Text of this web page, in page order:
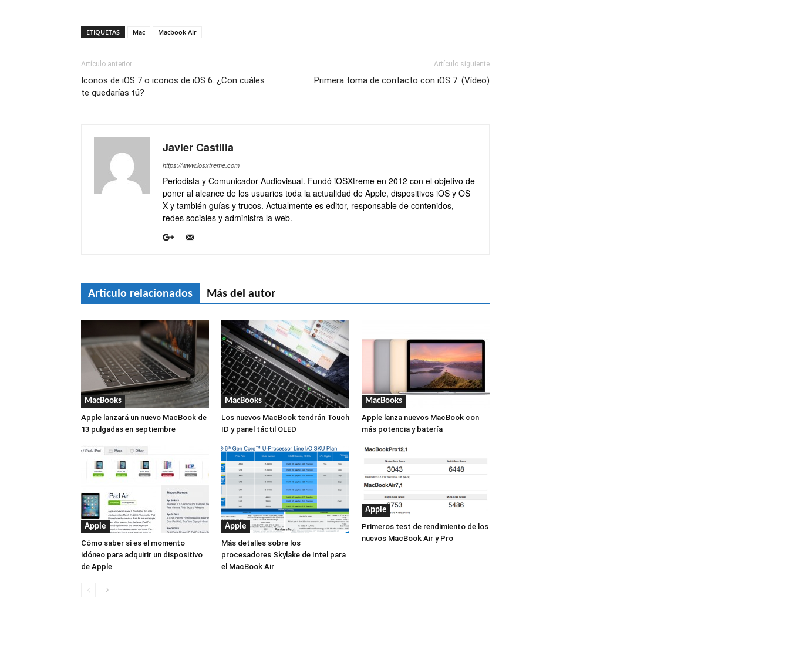
ETIQUETAS Mac Macbook Air
Artículo anterior
Iconos de iOS 7 o iconos de iOS 6. ¿Con cuáles
te quedarías tú?
Artículo siguiente
Primera toma de contacto con iOS 7. (Vídeo)
Javier Castilla
https://www.iosxtreme.com
Periodista y Comunicador Audiovisual. Fundó iOSXtreme en 2012 con el objetivo de
poner al alcance de los usuarios toda la actualidad de Apple, dispositivos iOS y OS
X y también guías y trucos. Actualmente es editor, responsable de contenidos,
redes sociales y administra la web.
Artículo relacionados Más del autor
MacBooks
Apple lanzará un nuevo MacBook de
13 pulgadas en septiembre
MacBooks
Los nuevos MacBook tendrán Touch
ID y panel táctil OLED
MacBooks
Apple lanza nuevos MacBook con
más potencia y batería
Apple
Cómo saber si es el momento
idóneo para adquirir un dispositivo
de Apple
Apple
Más detalles sobre los
procesadores Skylake de Intel para
el MacBook Air
Apple
Primeros test de rendimiento de los
nuevos MacBook Air y Pro